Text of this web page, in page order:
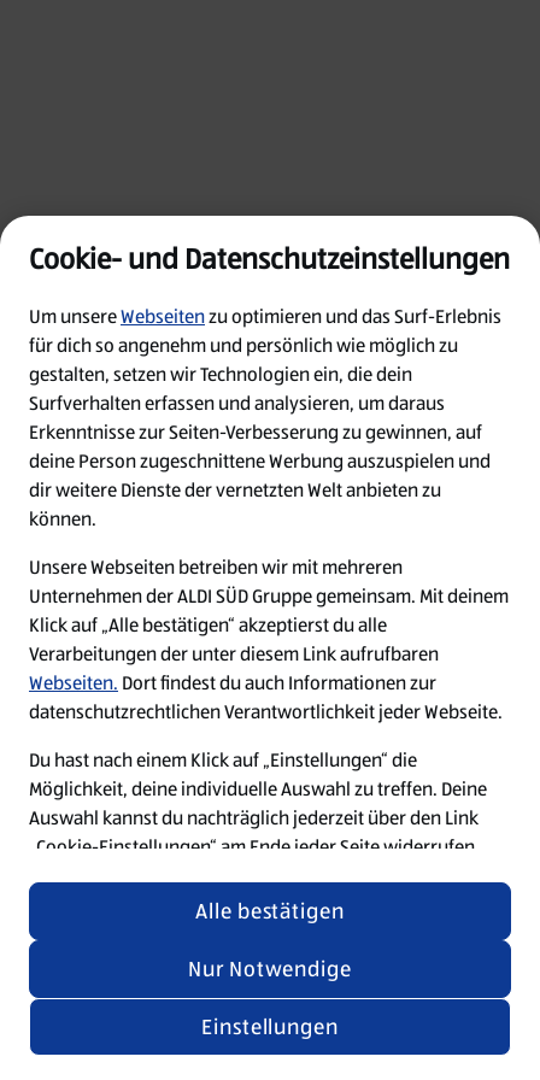
Oops!
Something went wrong. Please try refreshing
the app
Refresh
Cookie- und Datenschutzeinstellungen
Um unsereWebseitenzu optimieren und das Surf-Erlebnis
für dich so angenehm und persönlich wie möglich zu
gestalten, setzen wir Technologien ein, die dein
Surfverhalten erfassen und analysieren, um daraus
Erkenntnisse zur Seiten-Verbesserung zu gewinnen, auf
deine Person zugeschnittene Werbung auszuspielen und
dir weitere Dienste der vernetzten Welt anbieten zu
können.
Unsere Webseiten betreiben wir mit mehreren
Unternehmen der ALDI SÜD Gruppe gemeinsam. Mit deinem
Klick auf „Alle bestätigen“ akzeptierst du alle
Verarbeitungen der unter diesem Link aufrufbaren
Webseiten. Dort findest du auch Informationen zur
datenschutzrechtlichen Verantwortlichkeit jeder Webseite.
Du hast nach einem Klick auf „Einstellungen“ die
Möglichkeit, deine individuelle Auswahl zu treffen. Deine
Auswahl kannst du nachträglich jederzeit über den Link
„Cookie-Einstellungen“ am Ende jeder Seite widerrufen
oder anpassen. Änderungen in den Cookie-Einstellungen
für unsere Webseiten und Apps, die du in weiteren Tabs
oder Fenstern deines Browsers oder der App geöffnet hast,
werden wirksam, wenn die jeweilige Webseite, der Tab
oder die App aktualisiert oder geschlossen und
anschließend wieder geöffnet werden.
Einstellungen
Nur Notwendige
Alle bestätigen